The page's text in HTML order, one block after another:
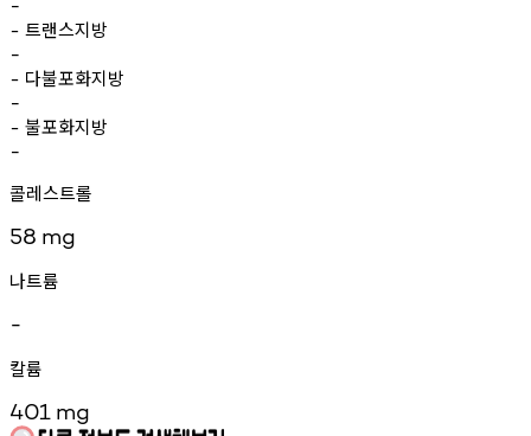
-
- 트랜스지방
-
- 다불포화지방
-
- 불포화지방
-
콜레스트롤
58 mg
나트륨
-
칼륨
401 mg